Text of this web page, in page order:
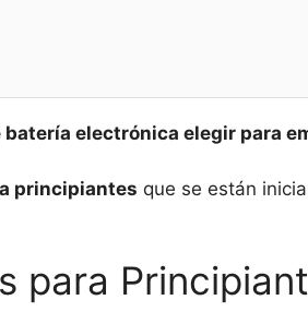
batería electrónica elegir para
principiantes que se están
para